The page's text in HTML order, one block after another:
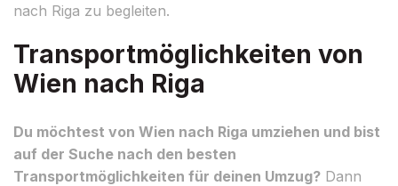
nach Riga zu begleiten.
Transportmöglichkeiten von
Wien nach Riga
Du möchtest von Wien nach Riga umziehen und bist
auf der Suche nach den besten
Transportmöglichkeiten für deinen Umzug? Dann